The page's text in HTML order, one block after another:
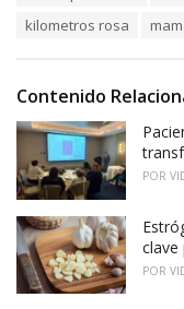
i
s
kilometros rosa
Contenido
POR
clave
POR